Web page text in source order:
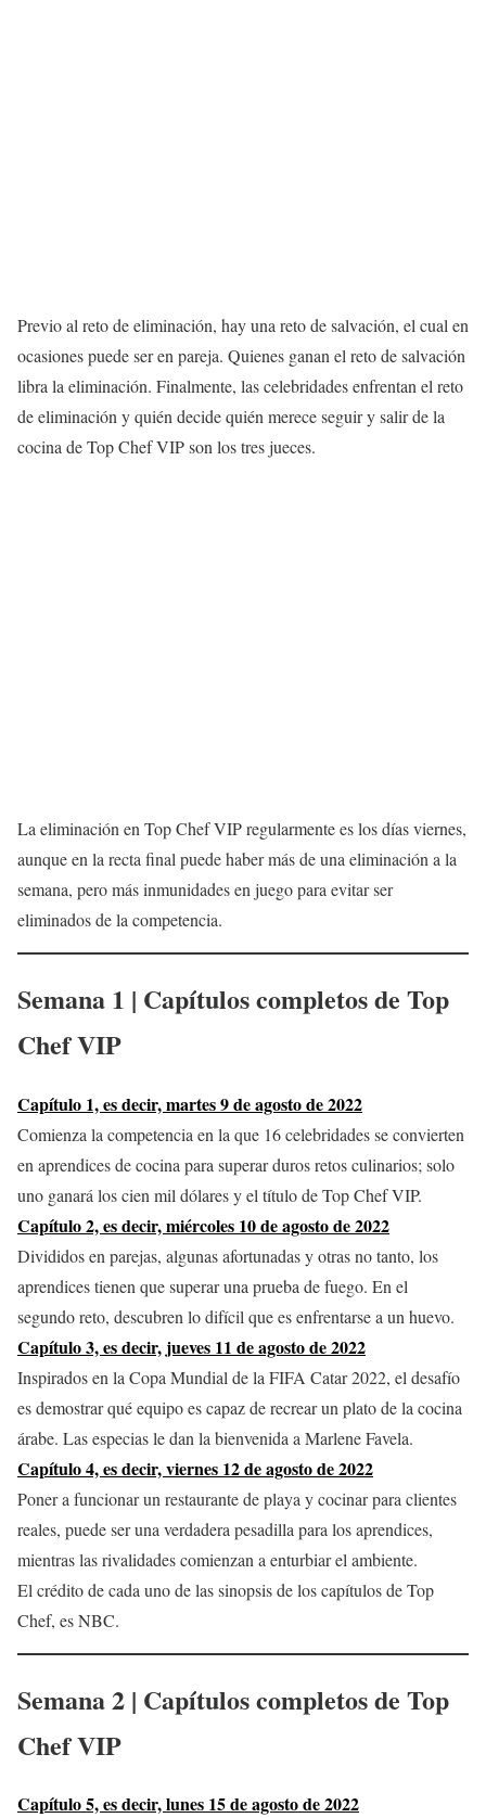
Previo al reto de eliminación, hay una reto de salvación, el cual en
ocasiones puede ser en pareja. Quienes ganan el reto de salvación
libra la eliminación. Finalmente, las celebridades enfrentan el reto
de eliminación y quién decide quién merece seguir y salir de la
cocina de Top Chef VIP son los tres jueces.
La eliminación en Top Chef VIP regularmente es los días viernes,
aunque en la recta final puede haber más de una eliminación a la
semana, pero más inmunidades en juego para evitar ser
eliminados de la competencia.
Semana 1 | Capítulos completos de Top
Chef VIP
Capítulo 1, es decir, martes 9 de agosto de 2022
Comienza la competencia en la que 16 celebridades se convierten
en aprendices de cocina para superar duros retos culinarios; solo
uno ganará los cien mil dólares y el título de Top Chef VIP.
Capítulo 2, es decir, miércoles 10 de agosto de 2022
Divididos en parejas, algunas afortunadas y otras no tanto, los
aprendices tienen que superar una prueba de fuego. En el
segundo reto, descubren lo difícil que es enfrentarse a un huevo.
Capítulo 3, es decir, jueves 11 de agosto de 2022
Inspirados en la Copa Mundial de la FIFA Catar 2022, el desafío
es demostrar qué equipo es capaz de recrear un plato de la cocina
árabe. Las especias le dan la bienvenida a Marlene Favela.
Capítulo 4, es decir, viernes 12 de agosto de 2022
Poner a funcionar un restaurante de playa y cocinar para clientes
reales, puede ser una verdadera pesadilla para los aprendices,
mientras las rivalidades comienzan a enturbiar el ambiente.
El crédito de cada uno de las sinopsis de los capítulos de Top
Chef, es NBC.
Semana 2 | Capítulos completos de Top
Chef VIP
Capítulo 5, es decir, lunes 15 de agosto de 2022